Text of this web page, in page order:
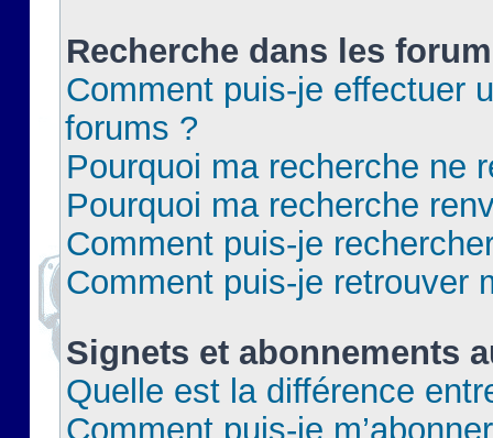
Recherche dans les
Comment puis-je effectuer
forums ?
Pourquoi ma recherche ne
Pourquoi ma recherche
Comment puis-je
Comment puis-je retrouver
Signets et abonnements
Quelle est la différence
Comment puis-je